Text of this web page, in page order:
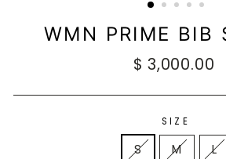
WMN PRIME BIB
Precio
habitual
$ 3,000.00
SIZE
S M L